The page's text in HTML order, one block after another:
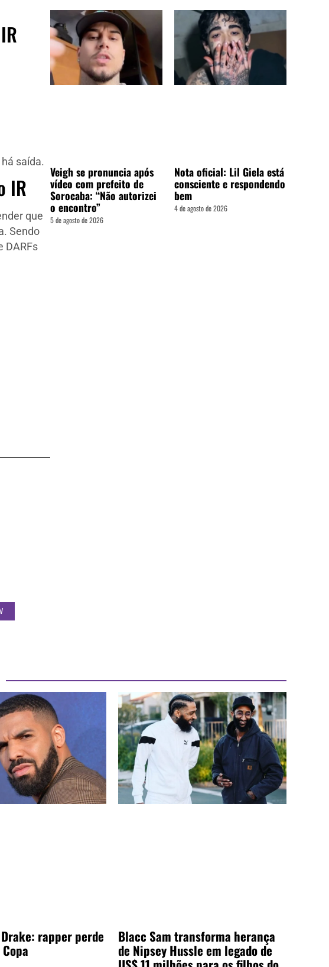
saída.
IR
que
Sendo
DARFs
Veigh se pronuncia após
vídeo com prefeito de
Sorocaba: “Não autorizei
o encontro”
5 de agosto de 2026
Nota oficial: Lil Giela está
consciente e respondendo
bem
4 de agosto de 2026
rapper perde Blacc Sam transforma herança
de Nipsey Hussle em legado de